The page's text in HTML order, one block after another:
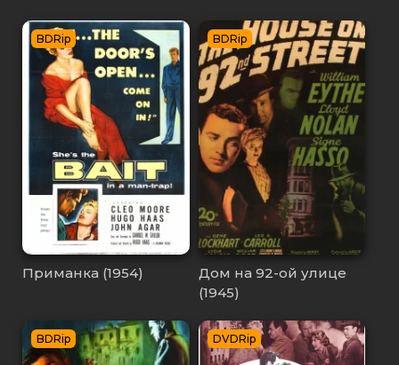
BDRip
Приманка (1954)
BDRip
Дом на 92-ой улице
(1945)
BDRip DVDRip